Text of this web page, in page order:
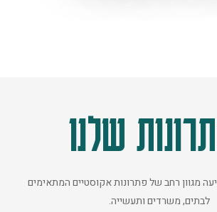
שלנו
מגוון רחב של פתרונות אקוסטיים המתאימים
לבתים, משרדים ותעשייה.